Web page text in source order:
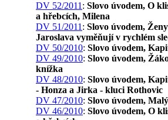
DV 52/2011 : Slovo úvodem, O
a hřebcích, Milena
DV 51/2011 : Slovo úvodem,
Jaroslava vyměňují v rychlém
DV 50/2010: Slovo úvodem,
DV 49/2010: Slovo úvodem,
knížka
DV 48/2010: Slovo úvodem,
- Honza a Jirka - kluci Rothovic
DV 47/2010: Slovo úvodem,
DV 46/2010: Slovo úvodem, O